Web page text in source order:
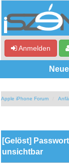
Anmelden
Neue
Apple iPhone Forum
[Gelöst]
unsichtbar